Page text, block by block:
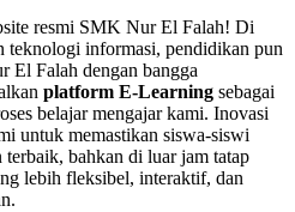
resmi SMK Nur El Falah! Di
teknologi informasi, pendidikan pun
El Falah dengan bangga
platform E-Learning sebagai
belajar mengajar kami. Inovasi
untuk memastikan siswa-siswi
terbaik, bahkan di luar jam tatap
lebih fleksibel, interaktif, dan